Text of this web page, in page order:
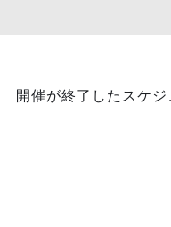
開催が終了したスケジ